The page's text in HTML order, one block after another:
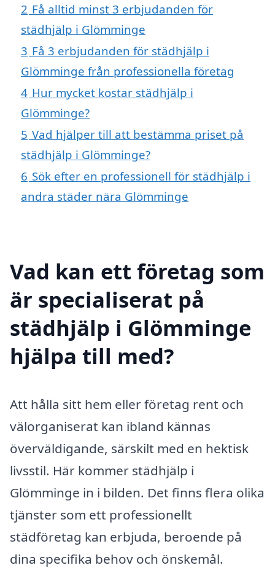
2 Få alltid minst 3 erbjudanden för
städhjälp i Glömminge
3 Få 3 erbjudanden för städhjälp i
Glömminge från professionella företag
4 Hur mycket kostar städhjälp i
Glömminge?
5 Vad hjälper till att bestämma priset på
städhjälp i Glömminge?
6 Sök efter en professionell för städhjälp i
andra städer nära Glömminge
Vad kan ett företag som
är specialiserat på
städhjälp i Glömminge
hjälpa till med?
Att hålla sitt hem eller företag rent och
välorganiserat kan ibland kännas
överväldigande, särskilt med en hektisk
livsstil. Här kommer städhjälp i
Glömminge in i bilden. Det finns flera olika
tjänster som ett professionellt
städföretag kan erbjuda, beroende på
dina specifika behov och önskemål.